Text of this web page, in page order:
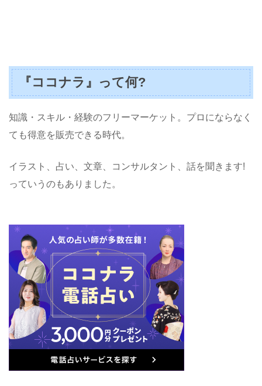
『ココナラ』って何?
知識・スキル・経験のフリーマーケット。プロにならなく
ても得意を販売できる時代。
イラスト、占い、文章、コンサルタント、話を聞きます!
っていうのもありました。